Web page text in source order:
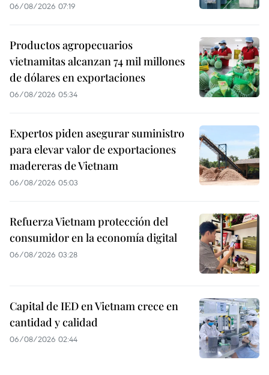
06/08/2026 07:19
Productos agropecuarios
vietnamitas alcanzan 74 mil millones
de dólares en exportaciones
06/08/2026 05:34
Expertos piden asegurar suministro
para elevar valor de exportaciones
madereras de Vietnam
06/08/2026 05:03
Refuerza Vietnam protección del
consumidor en la economía digital
06/08/2026 03:28
Capital de IED en Vietnam crece en
cantidad y calidad
06/08/2026 02:44